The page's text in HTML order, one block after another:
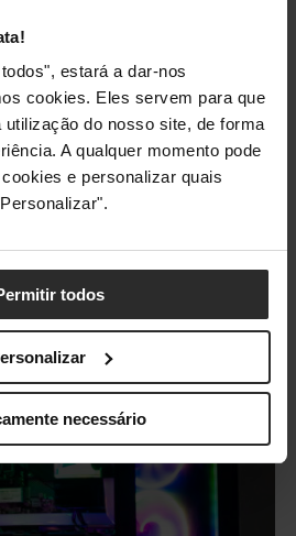
estará a dar-nos
cookies. Eles servem para que
do nosso site, de forma
A qualquer momento pode
e personalizar quais
todos
necessário